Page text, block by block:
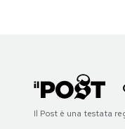
Il Post è una testata